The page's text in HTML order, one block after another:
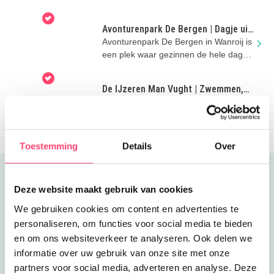
Toestemming Details Over
Deze website maakt gebruik van cookies
We gebruiken cookies om content en advertenties te
personaliseren, om functies voor social media te bieden
en om ons websiteverkeer te analyseren. Ook delen we
informatie over uw gebruik van onze site met onze
partners voor social media, adverteren en analyse. Deze
donderdag om 11.30 uur
✓ Workshop Maak je eigen wapenschild – 15 juli & 5
✓ Rondleiding XL: Geheimen van het gebouw – 2
augustus
✓ Openingstijden: dinsdag t/m zondag van 11.00 tot 17.00
uur
✓ Entree: volwassenen €15, kinderen €7,50
✓ Museumkaart, GLK-donateurs en VriendenLoterij VIP-
kaart gratis
✓ Reserveren wordt aanbevolen
Tip van Kidsproof Den Bosch
Avonturenpark De Bergen | Dagje uit
met kinderen in Noord-Brabant
Avonturenpark De Bergen in Wanroij is
een plek waar gezinnen de hele dag
De IJzeren Man Vught | Zwemmen,
met kinderen in Noord-Brabant?